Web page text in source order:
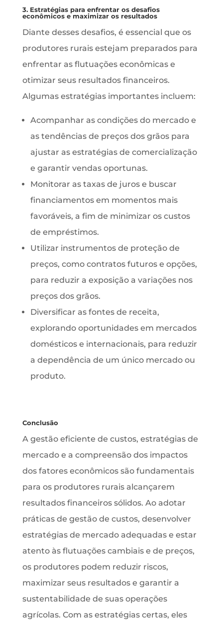
3. Estratégias para enfrentar os desafios
econômicos e maximizar os resultados
Diante desses desafios, é essencial que os
produtores rurais estejam preparados para
enfrentar as flutuações econômicas e
otimizar seus resultados financeiros.
Algumas estratégias importantes incluem:
Acompanhar as condições do mercado e
as tendências de preços dos grãos para
ajustar as estratégias de comercialização
e garantir vendas oportunas.
Monitorar as taxas de juros e buscar
financiamentos em momentos mais
favoráveis, a fim de minimizar os custos
de empréstimos.
Utilizar instrumentos de proteção de
preços, como contratos futuros e opções,
para reduzir a exposição a variações nos
preços dos grãos.
Diversificar as fontes de receita,
explorando oportunidades em mercados
domésticos e internacionais, para reduzir
a dependência de um único mercado ou
produto.
Conclusão
A gestão eficiente de custos, estratégias de
mercado e a compreensão dos impactos
dos fatores econômicos são fundamentais
para os produtores rurais alcançarem
resultados financeiros sólidos. Ao adotar
práticas de gestão de custos, desenvolver
estratégias de mercado adequadas e estar
atento às flutuações cambiais e de preços,
os produtores podem reduzir riscos,
maximizar seus resultados e garantir a
sustentabilidade de suas operações
agrícolas. Com as estratégias certas, eles